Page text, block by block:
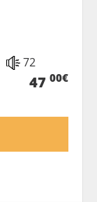
72
47 00€